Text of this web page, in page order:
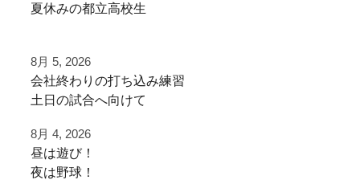
夏休みの都立高校生
早速秋に向けた自主練
ご利用ありがとうございました
都立から下剋上へ
秋大会頑張れ！
8月 5, 2026
⁡会社終わりの打ち込み⁡練習⁡
⁡土日の試合へ向けて⁡
⁡またお待ちしております！
8月 4, 2026
昼は遊び！
夜は野球！